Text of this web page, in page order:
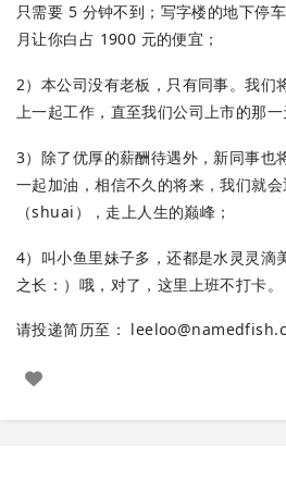
只需要 5 分钟不到；写字楼的地下停
月让你白占 1900 元的便宜；
2）本公司没有老板，只有同事。我们
上一起工作，直至我们公司上市的那一
3）除了优厚的薪酬待遇外，新同事
一起加油，相信不久的将来，我们就
（shuai），走上人生的巅峰；
4）叫小鱼里妹子多，还都是水灵灵滴
之长：）哦，对了，这里上班不打卡。
请投递简历至：